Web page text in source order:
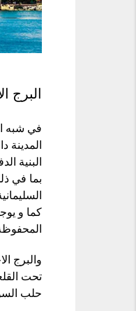
البرج
المدينة
بما في
كما و
تحت
حلب